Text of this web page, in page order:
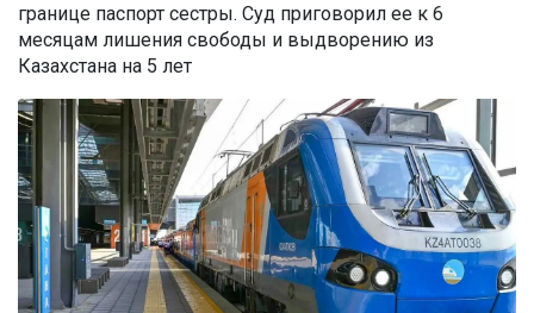
границе паспорт сестры. Суд приговорил ее к 6
месяцам лишения свободы и выдворению из
Казахстана на 5 лет